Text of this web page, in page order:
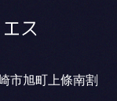
市旭町上條南割